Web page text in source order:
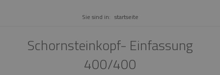
Sie sind in: startseite
Schornsteinkopf- Einfassung
400/400